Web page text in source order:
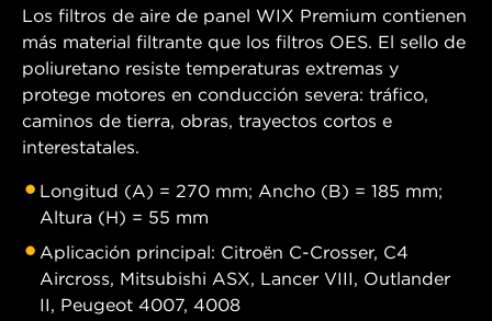
Los filtros de aire de panel WIX Premium contienen
más material filtrante que los filtros OES. El sello de
poliuretano resiste temperaturas extremas y
protege motores en conducción severa: tráfico,
caminos de tierra, obras, trayectos cortos e
interestatales.
Longitud (A) = 270 mm; Ancho (B) = 185 mm;
Altura (H) = 55 mm
Aplicación principal: Citroën C-Crosser, C4
Aircross, Mitsubishi ASX, Lancer VIII, Outlander
II, Peugeot 4007, 4008